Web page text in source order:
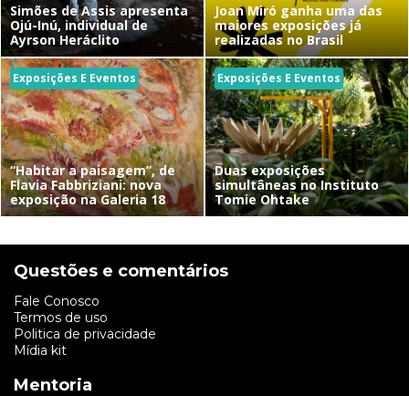
Simões de Assis apresenta
Ojú-Inú, individual de
Ayrson Heráclito
Joan Miró ganha uma das
maiores exposições já
realizadas no Brasil
Exposições E Eventos
“Habitar a paisagem”, de
Flavia Fabbriziani: nova
exposição na Galeria 18
Exposições E Eventos
Duas exposições
simultâneas no Instituto
Tomie Ohtake
Questões e comentários
Fale Conosco
Termos de uso
Politica de privacidade
Mídia kit
Mentoria